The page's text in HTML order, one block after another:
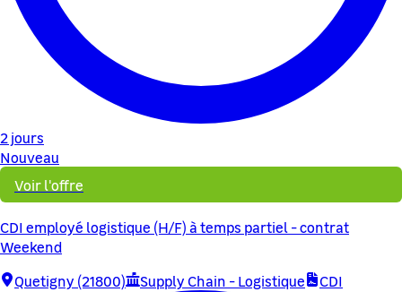
2 jours
Nouveau
Voir l'offre
CDI employé logistique (H/F) à temps partiel - contrat
Weekend
Quetigny (21800)
Supply Chain - Logistique CDI